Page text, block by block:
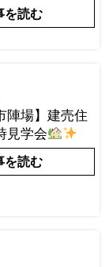
を読む
陣場】建売住
見学会
を読む